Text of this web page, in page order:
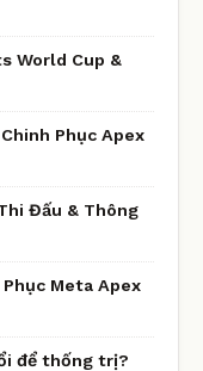
World Cup &
Phục Apex
Đấu & Thông
Meta Apex
để thống trị?